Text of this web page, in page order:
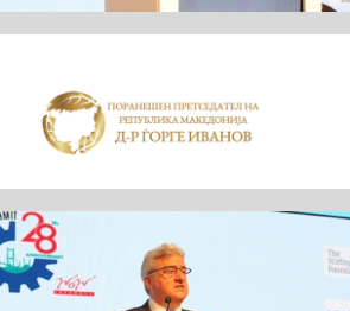
ПОЧЕТНА